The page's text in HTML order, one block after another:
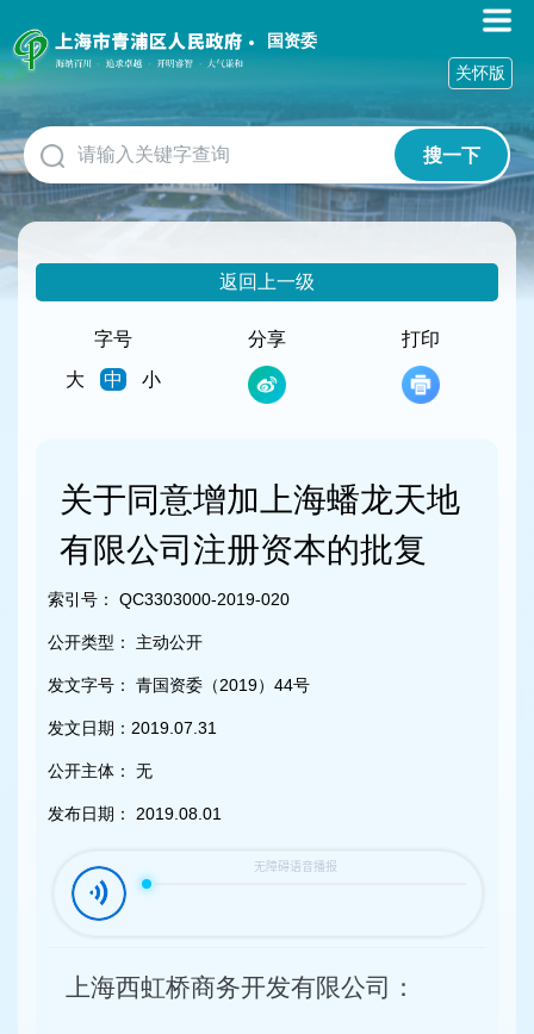
障
碍
作
说
明
跳
到
网
国资委
搜一下
关怀版
返回上一级
字号
大
中 小
分享 打印
关于同意增加上海蟠龙天地
有限公司注册资本的批复
索引号： QC3303000-2019-020
公开类型： 主动公开
发文字号： 青国资委（2019）44号
发文日期： 2019.07.31
公开主体： 无
发布日期： 2019.08.01
上海西虹桥商务开发有限公司 ：